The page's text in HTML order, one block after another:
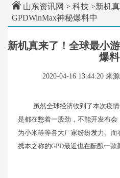
山东资讯网 > 科技 >新机
GPDWinMax神秘爆料中
新机真来了！全球最小
爆
2020-04-16 13:44:20 来
虽然全球经济收到了本次疫
是都在憋着一股劲，不能开发布
为小米等等各大厂家纷纷发力。
携本之称的GPD最近也在酝酿一款